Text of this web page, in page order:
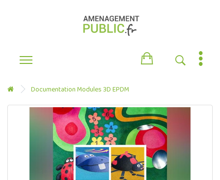
Documentation Modules 3D EPDM